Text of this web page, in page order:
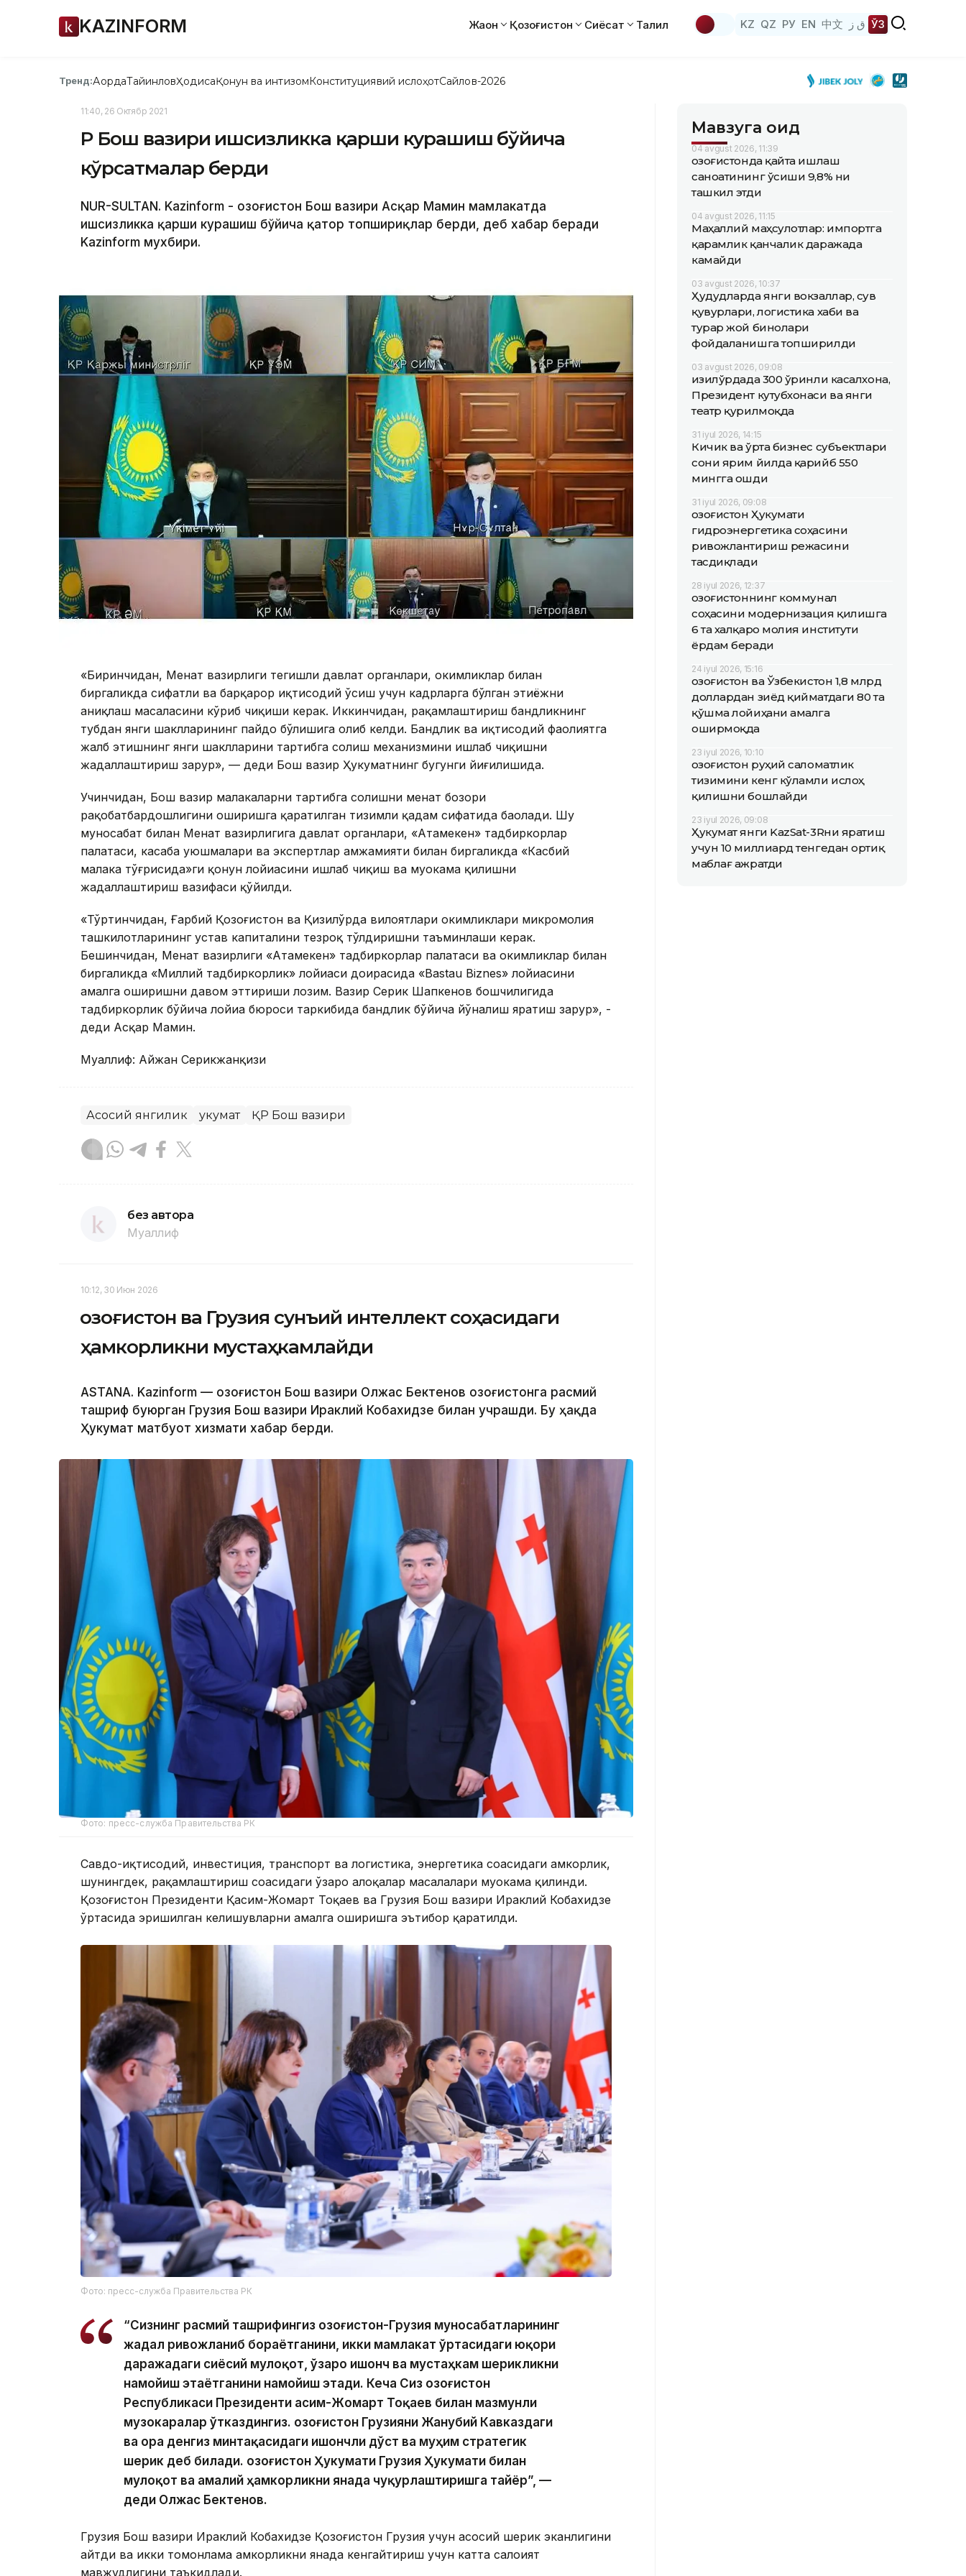
KAZINFORM Жаҳон Қозоғистон Сиёсат Таҳлил KZ QZ РУ EN 中文 ق ز ЎЗ
Тренд:АқордаТайинловҲодисаҚонун ва интизомКонституциявий ислоҳотСайлов-2026
11:40, 26 Октябр 2021
ҚР Бош вазири ишсизликка қарши курашиш бўйича
кўрсатмалар берди
NUR-SULTAN. Kazinform - Қозоғистон Бош вазири Aсқар Мамин мамлакатда
ишсизликка қарши курашиш бўйича қатор топшириқлар берди, деб хабар беради
Kazinform мухбири.
«Биринчидан, Меҳнат вазирлиги тегишли давлат органлари, ҳокимликлар билан
биргаликда сифатли ва барқарор иқтисодий ўсиш учун кадрларга бўлган эҳтиёжни
аниқлаш масаласини кўриб чиқиши керак. Иккинчидан, рақамлаштириш бандликнинг
тубдан янги шаклларининг пайдо бўлишига олиб келди. Бандлик ва иқтисодий фаолиятга
жалб этишнинг янги шаклларини тартибга солиш механизмини ишлаб чиқишни
жадаллаштириш зарур», — деди Бош вазир Ҳукуматнинг бугунги йиғилишида.
Учинчидан, Бош вазир малакаларни тартибга солишни меҳнат бозори
рақобатбардошлигини оширишга қаратилган тизимли қадам сифатида баҳолади. Шу
муносабат билан Меҳнат вазирлигига давлат органлари, «Aтамекен» тадбиркорлар
палатаси, касаба уюшмалари ва экспертлар ҳамжамияти билан биргаликда «Касбий
малака тўғрисида»ги қонун лойиҳасини ишлаб чиқиш ва муҳокама қилишни
жадаллаштириш вазифаси қўйилди.
«Тўртинчидан, Ғарбий Қозоғистон ва Қизилўрда вилоятлари ҳокимликлари микромолия
ташкилотларининг устав капиталини тезроқ тўлдиришни таъминлаши керак.
Бешинчидан, Меҳнат вазирлиги «Aтамекен» тадбиркорлар палатаси ва ҳокимликлар билан
биргаликда «Миллий тадбиркорлик» лойиҳаси доирасида «Bastau Biznes» лойиҳасини
амалга оширишни давом эттириши лозим. Вазир Серик Шапкенов бошчилигида
тадбиркорлик бўйича лойиҳа бюроси таркибида бандлик бўйича йўналиш яратиш зарур», -
деди Aсқар Мамин.
Муаллиф: Aйжан Серикжанқизи
Асосий янгилик Ҳукумат ҚР Бош вазири
без автора
Муаллиф
10:12, 30 Июн 2026
Қозоғистон ва Грузия сунъий интеллект соҳасидаги
ҳамкорликни мустаҳкамлайди
ASTANA. Kazinform — Қозоғистон Бош вазири Олжас Бектенов Қозоғистонга расмий
ташриф буюрган Грузия Бош вазири Ираклий Кобахидзе билан учрашди. Бу ҳақда
Ҳукумат матбуот хизмати хабар берди.
Фото: пресс-служба Правительства РК
Савдо-иқтисодий, инвестиция, транспорт ва логистика, энергетика соҳасидаги ҳамкорлик,
шунингдек, рақамлаштириш соҳасидаги ўзаро алоқалар масалалари муҳокама қилинди.
Қозоғистон Президенти Қасим-Жомарт Тоқаев ва Грузия Бош вазири Ираклий Кобахидзе
ўртасида эришилган келишувларни амалга оширишга эътибор қаратилди.
Фото: пресс-служба Правительства РК
“Сизнинг расмий ташрифингиз Қозоғистон-Грузия муносабатларининг
жадал ривожланиб бораётганини, икки мамлакат ўртасидаги юқори
даражадаги сиёсий мулоқот, ўзаро ишонч ва мустаҳкам шерикликни
намойиш этаётганини намойиш этади. Кеча Сиз Қозоғистон
Республикаси Президенти Қасим-Жомарт Тоқаев билан мазмунли
музокаралар ўтказдингиз. Қозоғистон Грузияни Жанубий Кавказдаги
ва Қора денгиз минтақасидаги ишончли дўст ва муҳим стратегик
шерик деб билади. Қозоғистон Ҳукумати Грузия Ҳукумати билан
мулоқот ва амалий ҳамкорликни янада чуқурлаштиришга тайёр”, —
деди Олжас Бектенов.
Грузия Бош вазири Ираклий Кобахидзе Қозоғистон Грузия учун асосий шерик эканлигини
айтди ва икки томонлама ҳамкорликни янада кенгайтириш учун катта салоҳият
мавжудлигини таъкидлади.
Мавзуга оид
04 avgust 2026, 11:39
Қозоғистонда қайта ишлаш
саноатининг ўсиши 9,8% ни
ташкил этди
04 avgust 2026, 11:15
Маҳаллий маҳсулотлар: импортга
қарамлик қанчалик даражада
камайди
03 avgust 2026, 10:37
Ҳудудларда янги вокзаллар, сув
қувурлари, логистика хаби ва
турар жой бинолари
фойдаланишга топширилди
03 avgust 2026, 09:08
Қизилўрдада 300 ўринли касалхона,
Президент кутубхонаси ва янги
театр қурилмоқда
31 iyul 2026, 14:15
Кичик ва ўрта бизнес субъектлари
сони ярим йилда қарийб 550
мингга ошди
31 iyul 2026, 09:08
Қозоғистон Ҳукумати
гидроэнергетика соҳасини
ривожлантириш режасини
тасдиқлади
28 iyul 2026, 12:37
Қозоғистоннинг коммунал
соҳасини модернизация қилишга
6 та халқаро молия институти
ёрдам беради
24 iyul 2026, 15:16
Қозоғистон ва Ўзбекистон 1,8 млрд
доллардан зиёд қийматдаги 80 та
қўшма лойиҳани амалга
оширмоқда
23 iyul 2026, 10:10
Қозоғистон руҳий саломатлик
тизимини кенг кўламли ислоҳ
қилишни бошлайди
23 iyul 2026, 09:08
Ҳукумат янги KazSat-3Rни яратиш
учун 10 миллиард тенгедан ортиқ
маблағ ажратди